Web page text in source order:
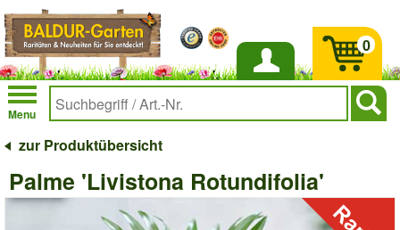
Anmelden
Menu
0
zur Produktübersicht
Palme 'Livistona Rotundifolia'